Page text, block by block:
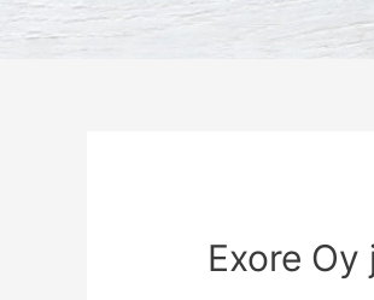
Exore